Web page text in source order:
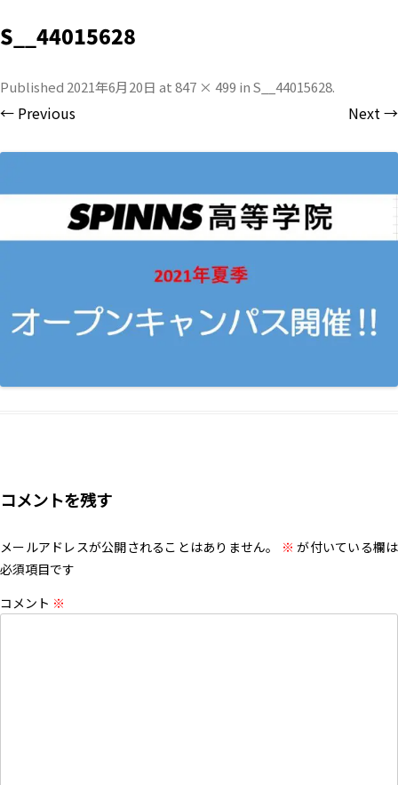
S__44015628
Published 2021年6月20日 at847 × 499 inS__44015628.
← Previous Next →
コメントを残す
メールアドレスが公開されることはありません。 ※ が付いている欄は
必須項目です
コメント ※